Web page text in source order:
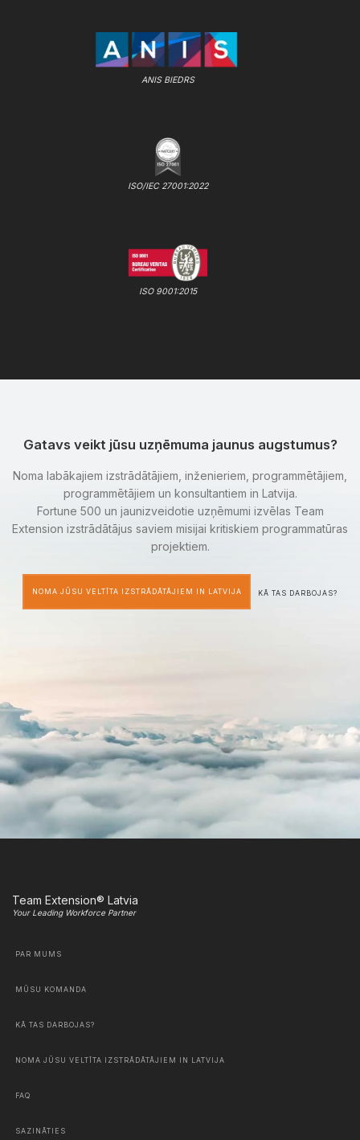
ANIS BIEDRS
ISO/IEC 27001:2022
ISO 9001:2015
Gatavs veikt jūsu uzņēmuma jaunus augstumus?
Noma labākajiem izstrādātājiem, inženieriem, programmētājiem,
programmētājiem un konsultantiem in Latvija.
Fortune 500 un jaunizveidotie uzņēmumi izvēlas Team
Extension izstrādātājus saviem misijai kritiskiem programmatūras
projektiem.
NOMA JŪSU VELTĪTA IZSTRĀDĀTĀJIEM IN LATVIJA KĀ TAS DARBOJAS?
Team Extension® Latvia
Your Leading Workforce Partner
PAR MUMS
MŪSU KOMANDA
KĀ TAS DARBOJAS?
NOMA JŪSU VELTĪTA IZSTRĀDĀTĀJIEM IN LATVIJA
FAQ
SAZINĀTIES